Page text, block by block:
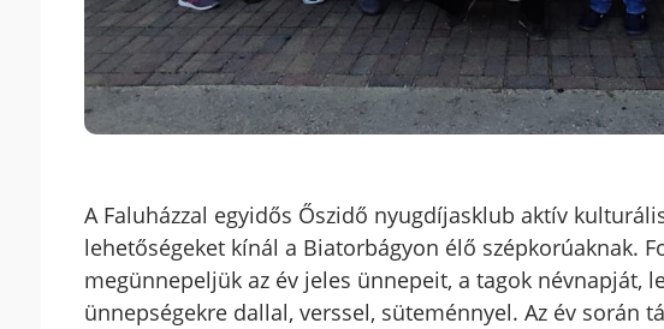
A Faluházzal egyidős Őszidő nyugdíjasklub aktív
lehetőségeket kínál a Biatorbágyon élő szépkorúaknak.
megünnepeljük az év jeles ünnepeit, a tagok névnapját,
ünnepségekre dallal, verssel, süteménnyel. Az év során